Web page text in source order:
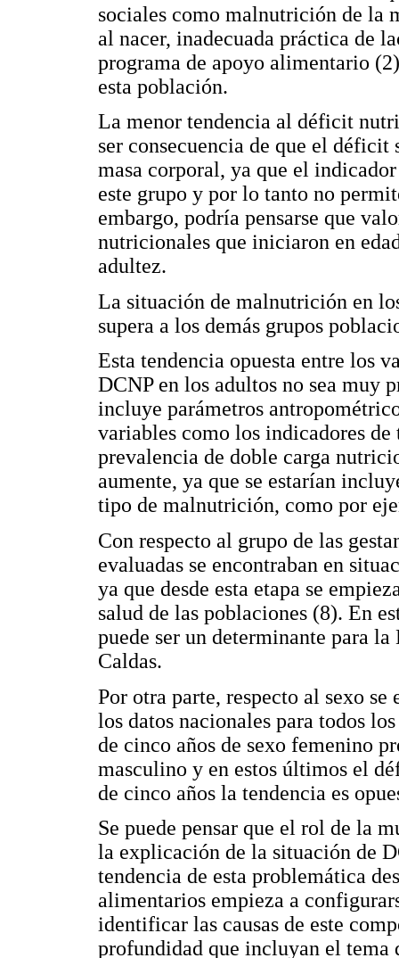
sociales como malnutrición de la
al nacer, inadecuada práctica de
programa de apoyo alimentario
esta población.
La menor tendencia al déficit
ser consecuencia de que el
masa corporal, ya que el
este grupo y por lo tanto no
embargo, podría pensarse que
nutricionales que iniciaron en
adultez.
La situación de malnutrición en
supera a los demás grupos
Esta tendencia opuesta entre los
DCNP en los adultos no sea muy
incluye parámetros
variables como los indicadores
prevalencia de doble carga
aumente, ya que se estarían
tipo de malnutrición, como por
Con respecto al grupo de las
evaluadas se encontraban en
ya que desde esta etapa se
salud de las poblaciones (8). En
puede ser un determinante para
Caldas.
Por otra parte, respecto al sexo
los datos nacionales para todos
de cinco años de sexo femenino
masculino y en estos últimos el
de cinco años la tendencia es
Se puede pensar que el rol de la
la explicación de la situación de
tendencia de esta problemática
alimentarios empieza a
identificar las causas de este
profundidad que incluyan el tema